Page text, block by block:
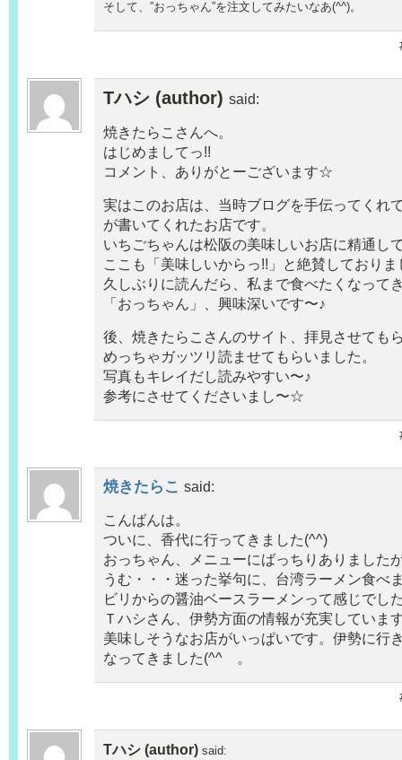
そして、”おっちゃん”を注文してみたいなあ(^^)。
Tハシ (author) said:
焼きたらこさんへ。
はじめましてっ!!
コメント、ありがとーございます☆
実はこのお店は、当時ブログを手伝ってくれ
が書いてくれたお店です。
いちごちゃんは松阪の美味しいお店に精通し
ここも「美味しいからっ!!」と絶賛しておりま
久しぶりに読んだら、私まで食べたくなって
「おっちゃん」、興味深いです〜♪
後、焼きたらこさんのサイト、拝見させても
めっちゃガッツリ読ませてもらいました。
写真もキレイだし読みやすい〜♪
参考にさせてくださいまし〜☆
焼きたらこ said:
こんばんは。
ついに、香代に行ってきました(^^)
おっちゃん、メニューにばっちりありました
うむ・・・迷った挙句に、台湾ラーメン食べ
ビリからの醤油ベースラーメンって感じでし
Ｔハシさん、伊勢方面の情報が充実していま
美味しそうなお店がいっぱいです。伊勢に行
なってきました(^^ゞ。
Tハシ (author) said: